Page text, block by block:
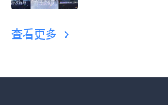
查看更多